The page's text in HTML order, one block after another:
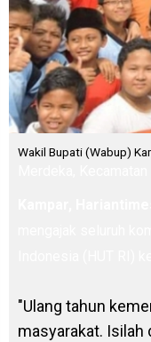
Wakil Bupati (Wabup)
"Ulang tahun
masyarakat. Isilah